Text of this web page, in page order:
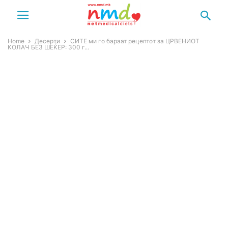
Home Десерти
СИТЕ ми го бараат рецептот за ЦРВЕНИОТ
КОЛАЧ БЕЗ ШЕЌЕР: 300 г...